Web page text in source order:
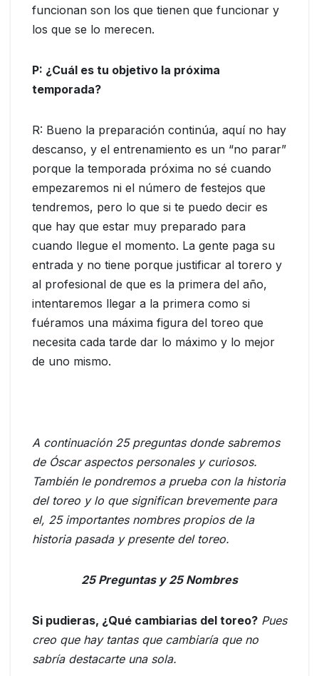
funcionan son los que tienen que funcionar y
los que se lo merecen.
P: ¿Cuál es tu objetivo la próxima
temporada?
R: Bueno la preparación continúa, aquí no hay
descanso, y el entrenamiento es un “no parar”
porque la temporada próxima no sé cuando
empezaremos ni el número de festejos que
tendremos, pero lo que si te puedo decir es
que hay que estar muy preparado para
cuando llegue el momento. La gente paga su
entrada y no tiene porque justificar al torero y
al profesional de que es la primera del año,
intentaremos llegar a la primera como si
fuéramos una máxima figura del toreo que
necesita cada tarde dar lo máximo y lo mejor
de uno mismo.
A continuación 25 preguntas donde sabremos
de Óscar aspectos personales y curiosos.
También le pondremos a prueba con la historia
del toreo y lo que significan brevemente para
el, 25 importantes nombres propios de la
historia pasada y presente del toreo.
25 Preguntas y 25 Nombres
Si pudieras, ¿Qué cambiarias del toreo? Pues
creo que hay tantas que cambiaría que no
sabría destacarte una sola.